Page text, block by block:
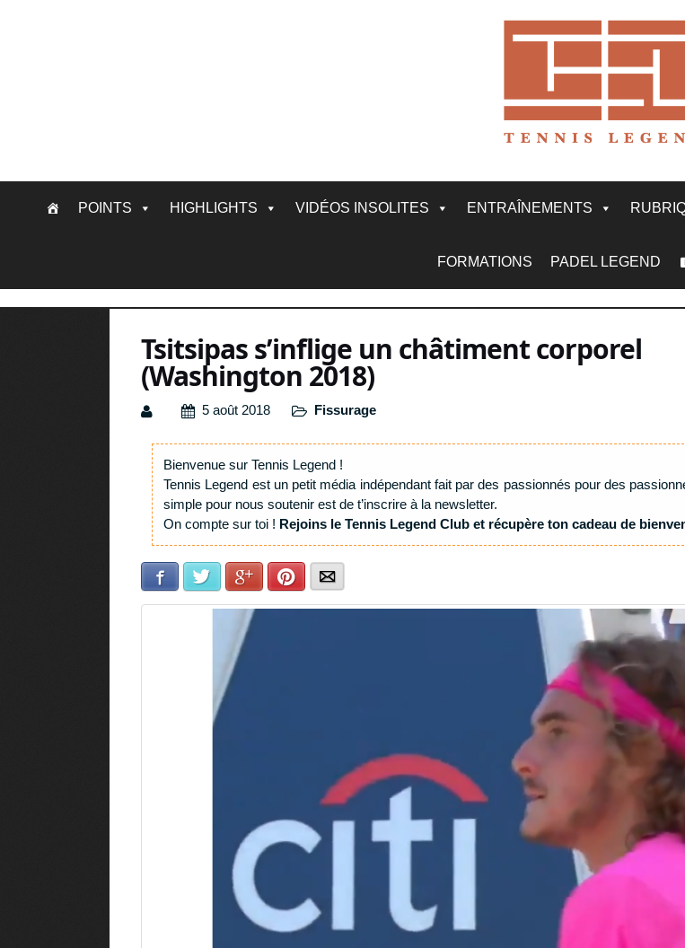
POINTS HIGHLIGHTS VIDÉOS INSOLITES ENTRAÎNEMENTS
FORMATIONS PADEL LEGEND
Tsitsipas s’inflige un châtiment corporel
(Washington 2018)
5 août 2018 Fissurage
Bienvenue sur Tennis Legend !
Tennis Legend est un petit média indépendant fait par des passionnés pour des
simple pour nous soutenir est de t’inscrire à la newsletter.
On compte sur toi ! Rejoins le Tennis Legend Club et récupère ton cadeau de
Facebook Twitter Google+Pinterest